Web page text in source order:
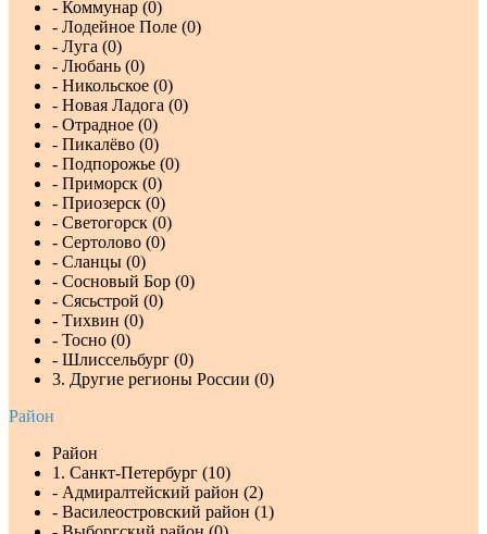
- Коммунар (0)
- Лодейное Поле (0)
- Луга (0)
- Любань (0)
- Никольское (0)
- Новая Ладога (0)
- Отрадное (0)
- Пикалёво (0)
- Подпорожье (0)
- Приморск (0)
- Приозерск (0)
- Светогорск (0)
- Сертолово (0)
- Сланцы (0)
- Сосновый Бор (0)
- Сясьстрой (0)
- Тихвин (0)
- Тосно (0)
- Шлиссельбург (0)
3. Другие регионы России (0)
Район
Район
1. Санкт-Петербург (10)
- Адмиралтейский район (2)
- Василеостровский район (1)